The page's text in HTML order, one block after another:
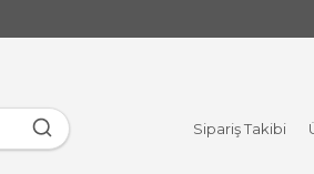
Sipariş Takibi